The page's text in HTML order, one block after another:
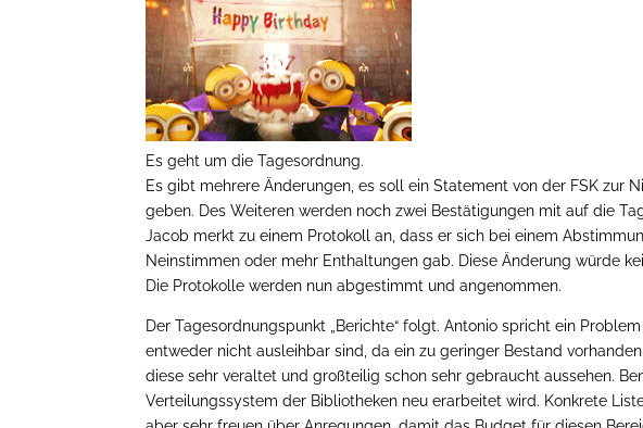
Es geht um die Tagesordnung.
Es gibt mehrere Änderungen, es soll ein Statement von der FSK zur
geben. Des Weiteren werden noch zwei Bestätigungen mit auf die
Jacob merkt zu einem Protokoll an, dass er sich bei einem
Neinstimmen oder mehr Enthaltungen gab. Diese Änderung würde
Die Protokolle werden nun abgestimmt und angenommen.
Der Tagesordnungspunkt „Berichte“ folgt. Antonio spricht ein
entweder nicht ausleihbar sind, da ein zu geringer Bestand
diese sehr veraltet und großteilig schon sehr gebraucht aussehen.
Verteilungssystem der Bibliotheken neu erarbeitet wird. Konkrete